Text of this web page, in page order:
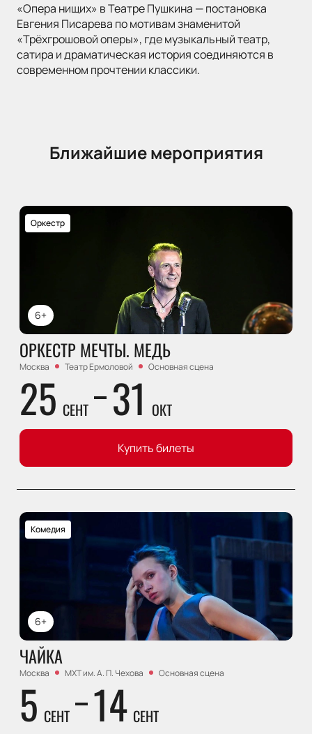
«Опера нищих» в Театре Пушкина — постановка
Евгения Писарева по мотивам знаменитой
«Трёхгрошовой оперы», где музыкальный театр,
сатира и драматическая история соединяются в
современном прочтении классики.
Ближайшие мероприятия
6+
Оркестр
ОРКЕСТР МЕЧТЫ. МЕДЬ
Москва Театр Ермоловой Основная сцена
25 СЕНТ 31 ОКТ
Купить билеты
6+
Комедия
ЧАЙКА
Москва МХТ им. А. П. Чехова Основная сцена
5 СЕНТ 14 СЕНТ